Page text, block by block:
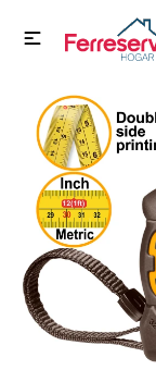

Menú
Tecnología